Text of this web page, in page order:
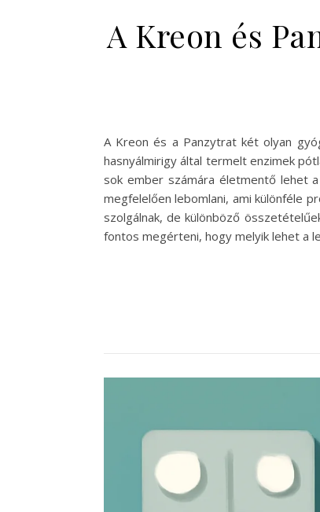
A Kreon és
A Kreon és a Panzytrat két olyan
hasnyálmirigy által termelt enzimek
sok ember számára életmentő lehet
megfelelően lebomlani, ami különféle
szolgálnak, de különböző
fontos megérteni, hogy melyik lehet a